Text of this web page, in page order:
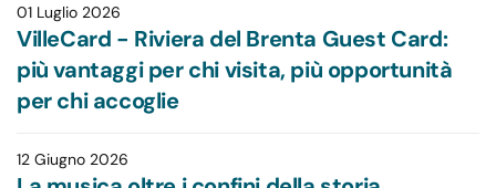
01 Luglio 2026
VilleCard - Riviera del Brenta Guest Card:
più vantaggi per chi visita, più opportunità
per chi accoglie
12 Giugno 2026